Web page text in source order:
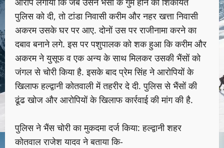
पुलिस को दी, तो टांडा निवासी करीम और नहर खत्ता निवासी
अकरम उसके घर पर आए. दोनों उस पर राजीनामा करने का
दबाव बनाने लगे. इस पर पशुपालक को शक हुआ कि करीम और
अकरम ने युसूफ व एक अन्य के साथ मिलकर उसकी भैंसों को
जंगल से चोरी किया है. इसके बाद प्रेम सिंह ने आरोपियों के
खिलाफ हल्द्वानी कोतवाली में तहरीर दे दी. पुलिस से भैंसों की
ढूंढ खोज और आरोपियों के खिलाफ कार्रवाई की मांग की है.
पुलिस ने भैंस चोरी का मुकदमा दर्ज किया: हल्द्वानी शहर
कोतवाल राजेश यादव ने बताया कि-